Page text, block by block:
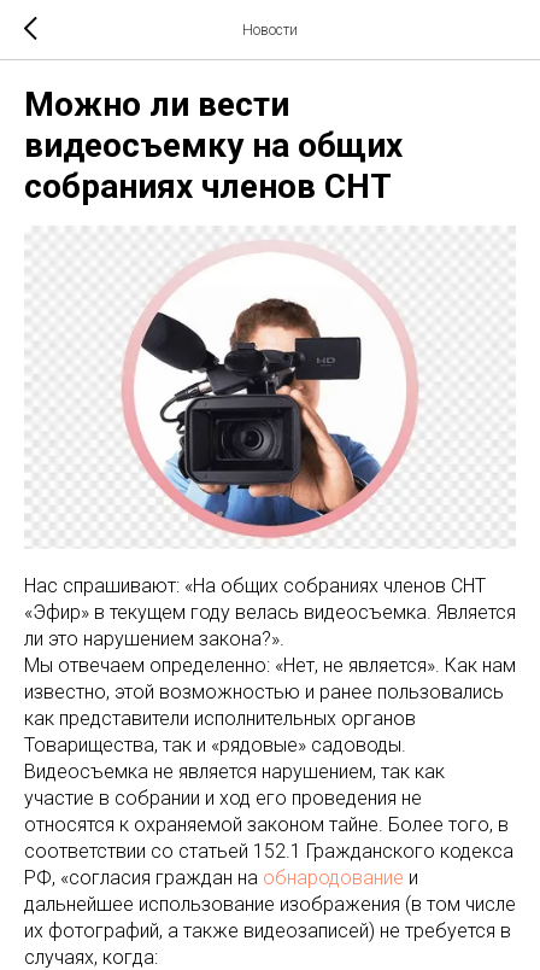
Новости
Можно ли вести
видеосъемку на общих
собраниях членов СНТ
Нас спрашивают: «На общих собраниях членов СНТ
«Эфир» в текущем году велась видеосъемка. Является
ли это нарушением закона?».
Мы отвечаем определенно: «Нет, не является». Как нам
известно, этой возможностью и ранее пользовались
как представители исполнительных органов
Товарищества, так и «рядовые» садоводы.
Видеосъемка не является нарушением, так как
участие в собрании и ход его проведения не
относятся к охраняемой законом тайне. Более того, в
соответствии со статьей 152.1 Гражданского кодекса
РФ, «согласия граждан на обнародование и
дальнейшее использование изображения (в том числе
их фотографий, а также видеозаписей) не требуется в
случаях, когда: